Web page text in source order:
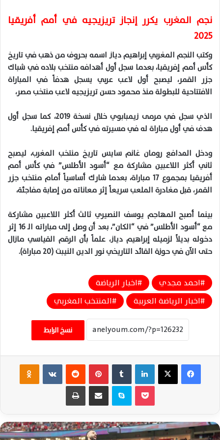
نجم المغرب يكرر إنجاز تريزيجيه في أمم أفريقيا
2025
وكتب النجم المغربي إبراهيم دياز اسمه بحروف من ذهب في تاريخ
كأس أمم إفريقيا، بعدما سجل أول أهدافه منتخب بلاده في شباك
جزر القمر، ليصبح أول لاعب عربي يسجل هدفاً في المباراة
الافتتاحية للبطولة منذ محمود حسن تريزيجيه لاعب منتخب مصر،
الذي سجل في مرمى زيمبابوي خلال نسخة 2019، كما سجل أول
هدف في أول مباراة له في مسيرته في كأس أمم إفريقيا.
ودخل المدافع رومان غانم سايس تاريخ منتخب المغرب، ليصبح
ثاني أكثر اللاعبين مشاركة مع “أسود الأطلس” في كأس أمم
أفريقيا بمجموع 17 مباراة، بعدما شارك أساسياً أمام منتخب جزر
القمر، قبل مغادرة الملعب سريعاً إثر معاناته من إصابة مفاجئة،
بينما أصبح المهاجم يوسف النصيري ثالث أكثر اللاعبين مشاركة
مع “أسود الأطلس” في “الكان”، بعد أن وصل إلى مباراته الـ 16 إثر
دخوله بديلاً لزميله إبراهيم دياز، علماً بأن الرقم القياسي مازال
حتى الآن في حوزة القائد التاريخي نور الدين النيبت (20 مباراة).
احمد مجدي
اخبار الرياضة
اخبار الرياضة العربية
المنتخب المغربي
نسخ الرابط
فيسبوك ‫X لينكدإن بينتيريست ‏VKontakte
سكايب مشاركة عبر البريد طباعة